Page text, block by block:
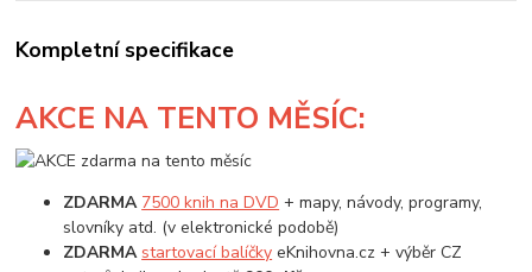
Kompletní specifikace
AKCE NA TENTO MĚSÍC:
ZDARMA 7500 knih na DVD + mapy, návody, programy,
slovníky atd. (v elektronické podobě)
ZDARMA startovací balíčky eKnihovna.cz + výběr CZ